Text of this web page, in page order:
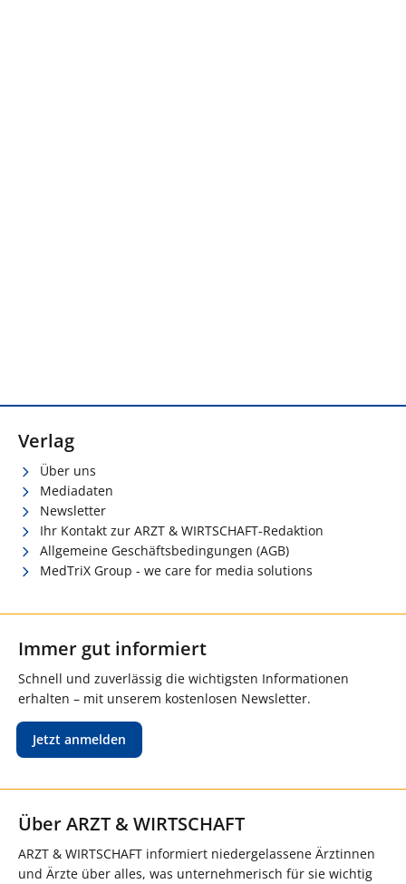
Verlag
Über uns
Mediadaten
Newsletter
Ihr Kontakt zur ARZT & WIRTSCHAFT-Redaktion
Allgemeine Geschäftsbedingungen (AGB)
MedTriX Group - we care for media solutions
Immer gut informiert
Schnell und zuverlässig die wichtigsten Informationen
erhalten – mit unserem kostenlosen Newsletter.
Jetzt anmelden
Über ARZT & WIRTSCHAFT
ARZT & WIRTSCHAFT informiert niedergelassene Ärztinnen
und Ärzte über alles, was unternehmerisch für sie wichtig